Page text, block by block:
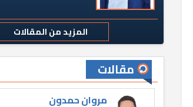
المزيد من المقالات
مقالات
مروان حمدون